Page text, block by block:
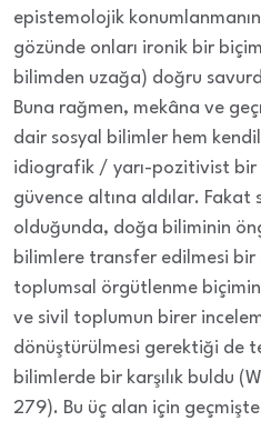
epistemolojik
gözünde onları ironik bir
bilimden uzağa) doğru
Buna rağmen, mekâna ve
dair sosyal bilimler hem
idiografik / yarı-pozitivist bir
güvence altına aldılar. Fakat
olduğunda, doğa biliminin
bilimlere transfer edilmesi bir
toplumsal örgütlenme
ve sivil toplumun birer
dönüştürülmesi gerektiği de
bilimlerde bir karşılık buldu
279). Bu üç alan için